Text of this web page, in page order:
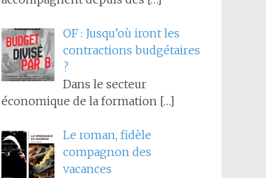
OF : Jusqu’où iront les
contractions budgétaires
?
Dans le secteur
économique de la formation […]
Le roman, fidèle
compagnon des
vacances